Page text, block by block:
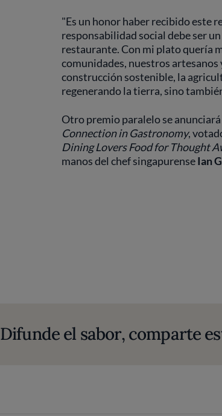
"Es un honor haber recibido este
responsabilidad social debe ser
restaurante. Con mi plato quería
comunidades, nuestros artesanos
construcción sostenible, la
regenerando la tierra, sino
Otro premio paralelo se anunciará
Connection in Gastronomy,
Dining Lovers Food for Thought
manos del chef singapurenseIan
Difunde el sabor, comparte